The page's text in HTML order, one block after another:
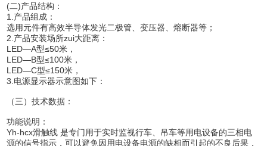
(二)产品结构：
1.产品组成：
选用元件有高效半导体发光二极管、变压器、熔断器等；
2.产品安装场所zui大距离：
LED—A型≤50米，
LED—B型≤100米，
LED—C型≤150米，
3.电源显示器示意图如下：
（三）技术数据：
功能说明：
Yh-hcx滑触线 是专门用于实时监视行车、吊车等用电设备的三相电
源的信号指示，可以避免因用电设备电源的缺相而引起的不良后果，